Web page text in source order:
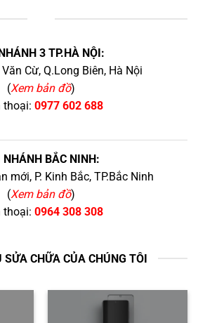
3 TP.HÀ NỘI:
Cừ, Q.Long Biên, Hà Nội
(Xem bản đồ)
thoại: 0977 602 688
NHÁNH BẮC NINH:
mới, P. Kinh Bắc, TP.Bắc Ninh
(Xem bản đồ)
thoại: 0964 308 308
SỬA CHỮA CỦA CHÚNG TÔI